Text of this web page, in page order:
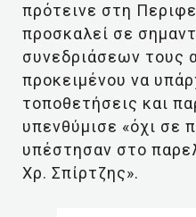
πρότεινε στη
προσκαλεί σε
συνεδριάσεων τους
προκειμένου να
τοποθετήσεις και
υπενθύμισε «όχι σε
υπέστησαν στο
Χρ. Σπίρτζης».